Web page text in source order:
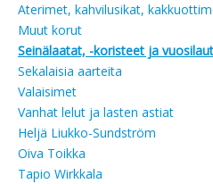
Aterimet, kahvilusikat,
Muut korut
Seinälaatat, -koristeet ja
Sekalaisia aarteita
Valaisimet
Vanhat lelut ja lasten astiat
Heljä Liukko-Sundström
Oiva Toikka
Tapio Wirkkala